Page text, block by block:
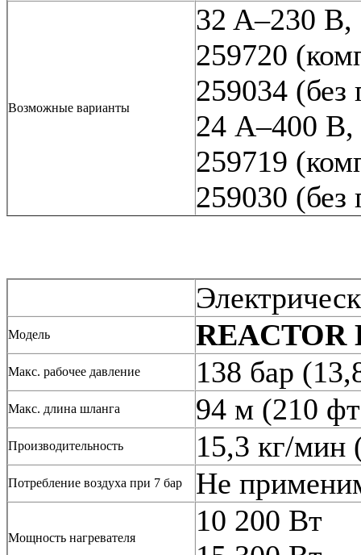
Возможные варианты
32 A–230 В,
259720
259034 (без
24 A–400 В,
259719
259030 (без
Модель REACTOR
Макс. рабочее давление 138 бар
Макс. длина шланга 94 м (210
Производительность 15,3 кг/мин
Потребление воздуха при 7 бар Не
Мощность нагревателя
10 200 Вт